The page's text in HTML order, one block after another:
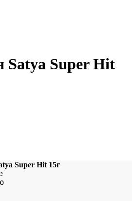
Satya Super Hit
Super Hit 15г